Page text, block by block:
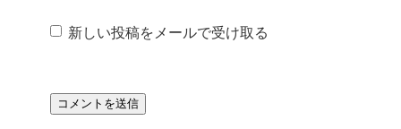
新しい投稿をメールで受け取る